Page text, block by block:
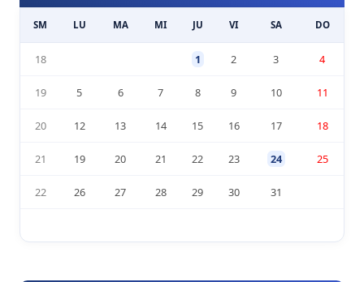
SM LU MA MI JU VI SA DO
18 1 2 3 4
19 5 6 7 8 9 10 11
20 12 13 14 15 16 17 18
21 19 20 21 22 23 24 25
22 26 27 28 29 30 31